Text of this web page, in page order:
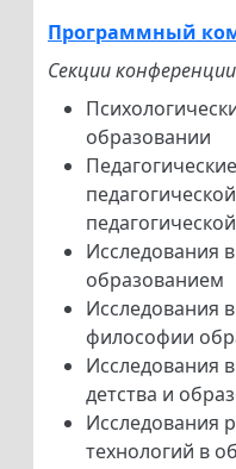
Программный
Секции
образовании
Исследования
образованием
Исследования
философии
Исследования
детства и
Исследования
технологий в